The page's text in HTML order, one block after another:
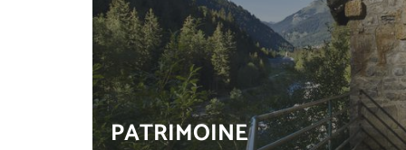
PATRIMOINE